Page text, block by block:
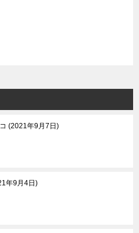
2021年9月7日
年9月4日